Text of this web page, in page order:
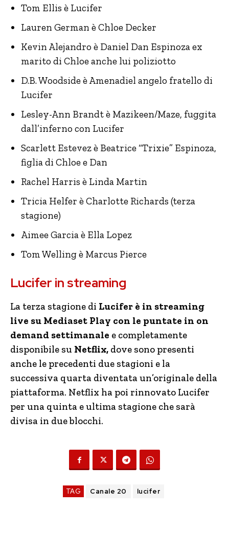
Tom Ellis è Lucifer
Lauren German è Chloe Decker
Kevin Alejandro è Daniel Dan Espinoza ex
marito di Chloe anche lui poliziotto
D.B. Woodside è Amenadiel angelo fratello di
Lucifer
Lesley-Ann Brandt è Mazikeen/Maze, fuggita
dall’inferno con Lucifer
Scarlett Estevez è Beatrice “Trixie” Espinoza,
figlia di Chloe e Dan
Rachel Harris è Linda Martin
Tricia Helfer è Charlotte Richards (terza
stagione)
Aimee Garcia è Ella Lopez
Tom Welling è Marcus Pierce
Lucifer in streaming
La terza stagione di Lucifer è in streaming
live su Mediaset Play con le puntate in on
demand settimanale e completamente
disponibile su Netflix, dove sono presenti
anche le precedenti due stagioni e la
successiva quarta diventata un’originale della
piattaforma. Netflix ha poi rinnovato Lucifer
per una quinta e ultima stagione che sarà
divisa in due blocchi.
TAG Canale 20 lucifer